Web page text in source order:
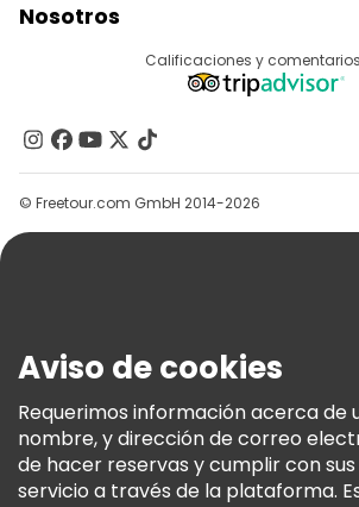
Acceder Como Proveedor
Programa De Afiliados
Nosotros
Contacto
Grupos
Ayuda
Términos E Información Legal
Política De Cookies
Freetour Premios
Programa De Fidelidad
Calificaciones y
© Freetour.com GmbH 2014-2026
Aviso de cookies
Requerimos información acerca de
nombre, y dirección de correo
de hacer reservas y cumplir con
servicio a través de la plataforma.